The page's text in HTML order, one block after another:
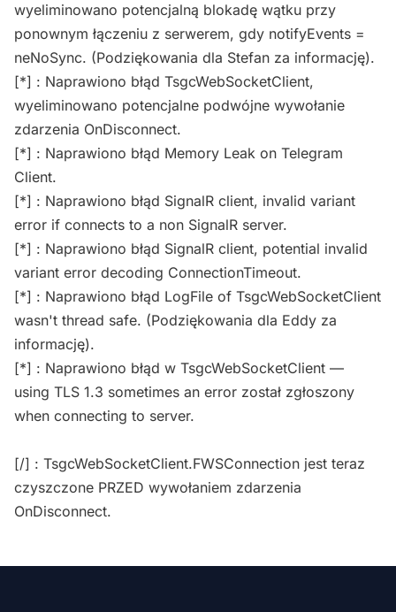
wyeliminowano potencjalną blokadę wątku przy
ponownym łączeniu z serwerem, gdy notifyEvents =
neNoSync. (Podziękowania dla Stefan za informację).
[*] : Naprawiono błąd TsgcWebSocketClient,
wyeliminowano potencjalne podwójne wywołanie
zdarzenia OnDisconnect.
[*] : Naprawiono błąd Memory Leak on Telegram
Client.
[*] : Naprawiono błąd SignalR client, invalid variant
error if connects to a non SignalR server.
[*] : Naprawiono błąd SignalR client, potential invalid
variant error decoding ConnectionTimeout.
[*] : Naprawiono błąd LogFile of TsgcWebSocketClient
wasn't thread safe. (Podziękowania dla Eddy za
informację).
[*] : Naprawiono błąd w TsgcWebSocketClient —
using TLS 1.3 sometimes an error został zgłoszony
when connecting to server.
[/] : TsgcWebSocketClient.FWSConnection jest teraz
czyszczone PRZED wywołaniem zdarzenia
OnDisconnect.